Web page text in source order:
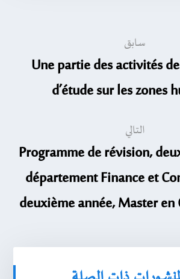
سابق
Une partie des activités
d’étude sur les zones
التالي
Programme de révision,
département Finance et
deuxième année, Master